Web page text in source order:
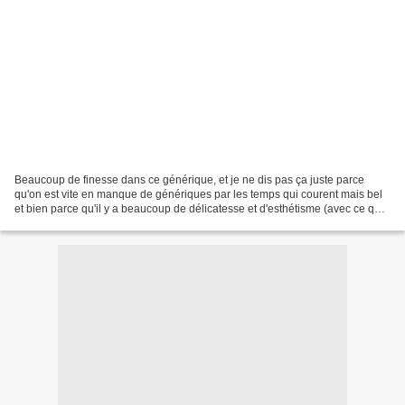
Beaucoup de finesse dans ce générique, et je ne dis pas ça juste parce
qu'on est vite en manque de génériques par les temps qui courent mais bel
et bien parce qu'il y a beaucoup de délicatesse et d'esthétisme (avec ce qu'il